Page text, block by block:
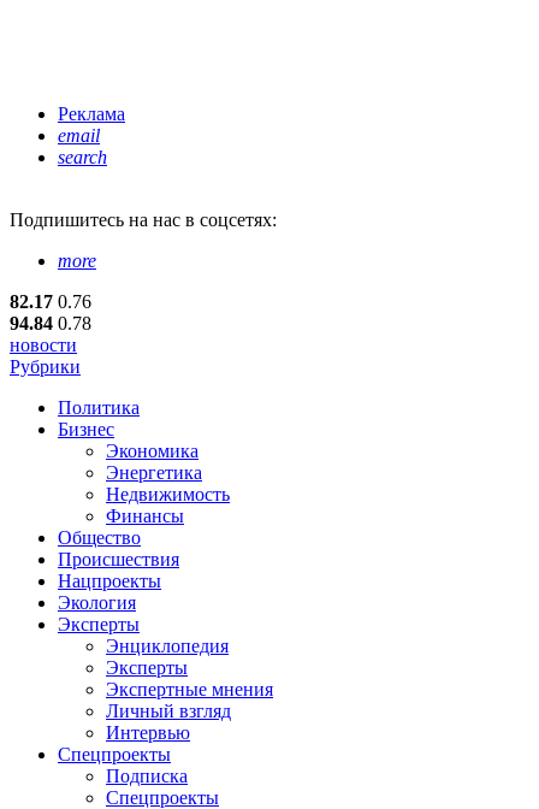
Реклама
email
search
Подпишитесь на нас в соцсетях:
more
82.17 0.76
94.84 0.78
новости
Рубрики
Политика
Бизнес
Экономика
Энергетика
Недвижимость
Финансы
Общество
Происшествия
Нацпроекты
Экология
Эксперты
Энциклопедия
Эксперты
Экспертные мнения
Личный взгляд
Интервью
Спецпроекты
Подписка
Спецпроекты